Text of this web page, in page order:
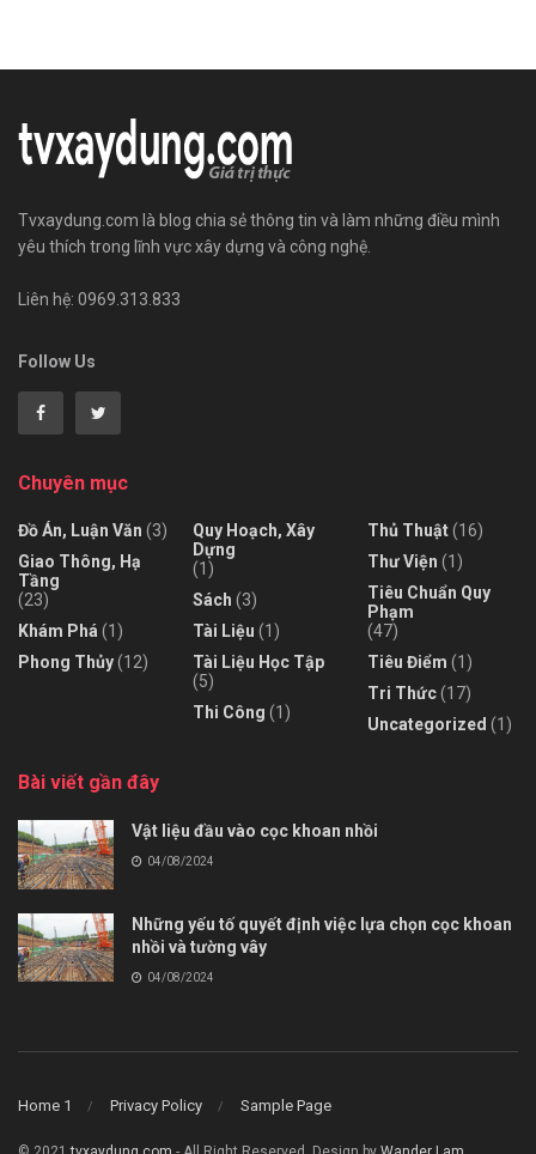
Tvxaydung.com là blog chia sẻ thông tin và làm những điều mình
yêu thích trong lĩnh vực xây dựng và công nghệ.
Liên hệ: 0969.313.833
Follow Us
Chuyên mục
Đồ Án, Luận Văn (3)
Giao Thông, Hạ
Tầng
(23)
Khám Phá (1)
Phong Thủy(12)
Quy Hoạch, Xây
Dựng
(1)
Sách (3)
Tài Liệu (1)
Tài Liệu Học Tập
(5)
Thi Công (1)
Thủ Thuật(16)
Thư Viện (1)
Tiêu Chuẩn Quy
Phạm
(47)
Tiêu Điểm (1)
Tri Thức(17)
Uncategorized (1)
Bài viết gần đây
Vật liệu đầu vào cọc khoan nhồi
04/08/2024
Những yếu tố quyết định việc lựa chọn cọc khoan
nhồi và tường vây
04/08/2024
Home 1 Privacy Policy Sample Page